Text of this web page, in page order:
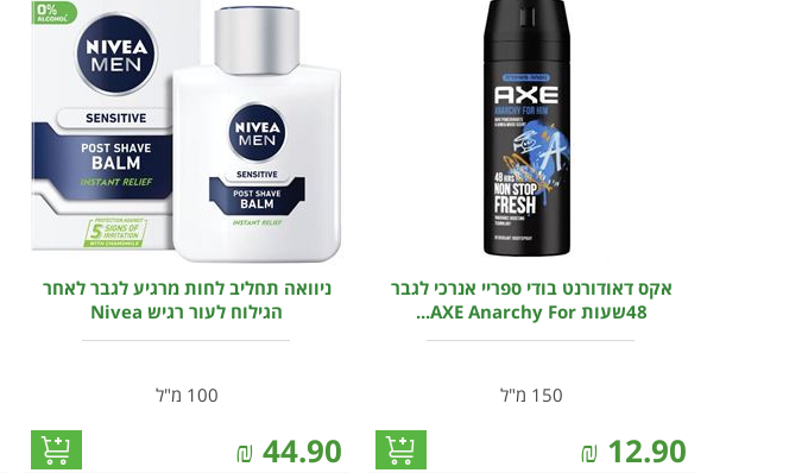
אקס דאודורנט בודי ספריי אנרכי לגבר
48שעות AXE Anarchy For...
150 מ"ל
12.90
₪
ניוואה תחליב לחות מרגיע לגבר לאחר
הגילוח לעור רגיש Nivea
100 מ"ל
44.90
₪